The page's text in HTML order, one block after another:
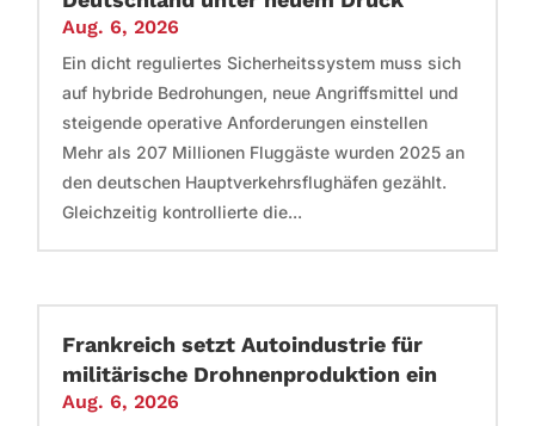
Aug. 6, 2026
Ein dicht reguliertes Sicherheitssystem muss sich
auf hybride Bedrohungen, neue Angriffsmittel und
steigende operative Anforderungen einstellen
Mehr als 207 Millionen Fluggäste wurden 2025 an
den deutschen Hauptverkehrsflughäfen gezählt.
Gleichzeitig kontrollierte die...
Frankreich setzt Autoindustrie für
militärische Drohnenproduktion ein
Aug. 6, 2026